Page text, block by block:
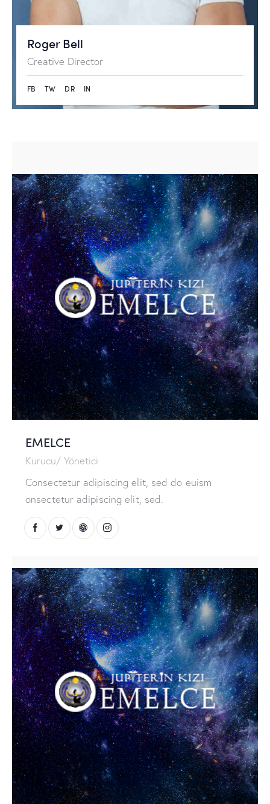
Roger Bell
Creative Director
FB TW DR IN
EMELCE
Kurucu/ Yönetici
Consectetur adipiscing elit, sed do euism
onsectetur adipiscing elit, sed.